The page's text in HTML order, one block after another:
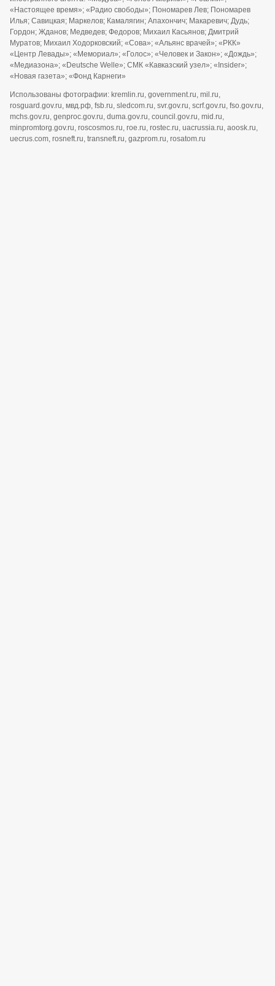
«Настоящее время»; «Радио свободы»; Пономарев Лев; Пономарев
Илья; Савицкая; Маркелов; Камалягин; Апахончич; Макаревич; Дудь;
Гордон; Жданов; Медведев; Федоров; Михаил Касьянов; Дмитрий
Муратов; Михаил Ходорковский; «Сова»; «Альянс врачей»; «РКК»
«Центр Левады»; «Мемориал»; «Голос»; «Человек и Закон»; «Дождь»;
«Медиазона»; «Deutsche Welle»; СМК «Кавказский узел»; «Insider»;
«Новая газета»; «Фонд Карнеги»
Использованы фотографии: kremlin.ru, government.ru, mil.ru,
rosguard.gov.ru, мвд.рф, fsb.ru, sledcom.ru, svr.gov.ru, scrf.gov.ru, fso.gov.ru,
mchs.gov.ru, genproc.gov.ru, duma.gov.ru, council.gov.ru, mid.ru,
minpromtorg.gov.ru, roscosmos.ru, roe.ru, rostec.ru, uacrussia.ru, aoosk.ru,
uecrus.com, rosneft.ru, transneft.ru, gazprom.ru, rosatom.ru